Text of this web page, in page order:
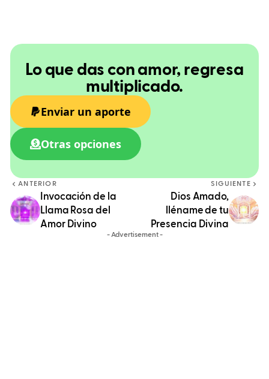
Lo que das con amor, regresa
multiplicado.
Enviar un aporte
Otras opciones
ANTERIOR
Invocación de la
Llama Rosa del
Amor Divino
SIGUIENTE
Dios Amado,
lléname de tu
Presencia Divina
- Advertisement -